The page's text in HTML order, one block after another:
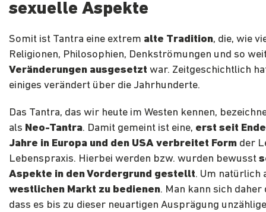
sexuelle Aspekte
Somit ist Tantra eine extrem alte Tradition, die, wie
Religionen, Philosophien, Denkströmungen und so
Veränderungen ausgesetzt war. Zeitgeschichtlich
einiges verändert über die Jahrhunderte.
Das Tantra, das wir heute im Westen kennen,
als Neo-Tantra. Damit gemeint ist eine, erst seit
Jahre in Europa und den USA verbreitet Form der
Lebenspraxis. Hierbei werden bzw. wurden bewusst
Aspekte in den Vordergrund gestellt. Um natürlich
westlichen Markt zu bedienen. Man kann sich daher
dass es bis zu dieser neuartigen Ausprägung